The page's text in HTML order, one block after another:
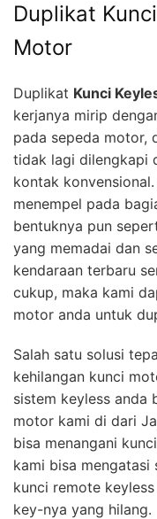
Duplikat
Motor
Duplikat Kunci
kerjanya mirip
pada sepeda motor,
tidak lagi dilengkapi
kontak
menempel pada
bentuknya pun
yang memadai dan
kendaraan terbaru
cukup, maka kami
motor anda untuk
Salah satu solusi
kehilangan kunci
sistem keyless anda
motor kami di dari
bisa menangani
kami bisa mengatasi
kunci remote
key-nya yang hilang.